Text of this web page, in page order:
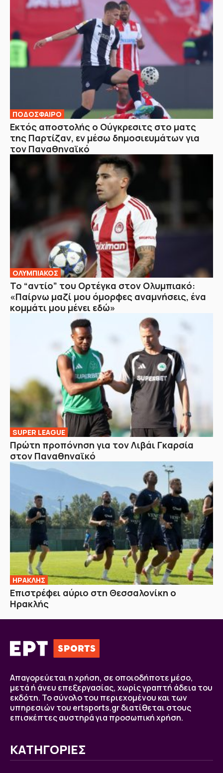
ΠΟΔΟΣΦΑΙΡΟ
Εκτός αποστολής ο Ούγκρεσιτς στο ματς
της Παρτίζαν, εν μέσω δημοσιευμάτων για
τον Παναθηναϊκό
ΟΛΥΜΠΙΑΚΟΣ
Το “αντίο” του Ορτέγκα στον Ολυμπιακό:
«Παίρνω μαζί μου όμορφες αναμνήσεις, ένα
κομμάτι μου μένει εδώ»
SUPER LEAGUE
Πρώτη προπόνηση για τον Λιβάι Γκαρσία
στον Παναθηναϊκό
ΗΡΑΚΛΗΣ
Επιστρέφει αύριο στη Θεσσαλονίκη ο
Ηρακλής
Απαγορεύεται η χρήση, σε οποιοδήποτε μέσο,
μετά ή άνευ επεξεργασίας, χωρίς γραπτή άδεια του
εκδότη. Το σύνολο του περιεχομένου και των
υπηρεσιών του ertsports.gr διατίθεται στους
επισκέπτες αυστηρά για προσωπική χρήση.
ΚΑΤΗΓΟΡΙΕΣ